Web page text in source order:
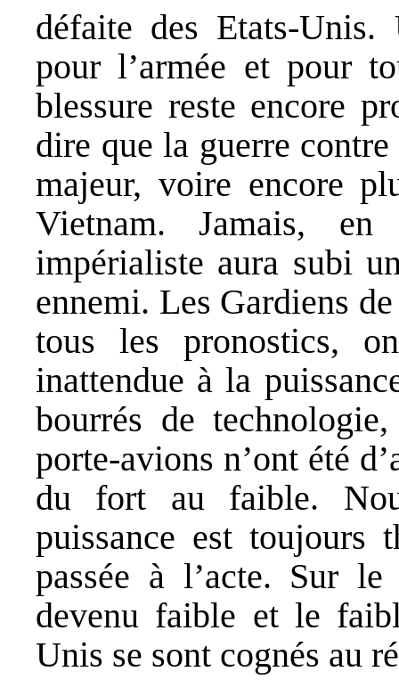
défaite des Etats-Unis.
pour l’armée et pour
blessure reste encore
dire que la guerre
majeur, voire encore
Vietnam. Jamais,
impérialiste aura subi
ennemi. Les Gardiens
tous les pronostics,
inattendue à la
bourrés de
porte-avions n’ont été
du fort au faible.
puissance est toujours
passée à l’acte. Sur
devenu faible et le
Unis se sont cognés au